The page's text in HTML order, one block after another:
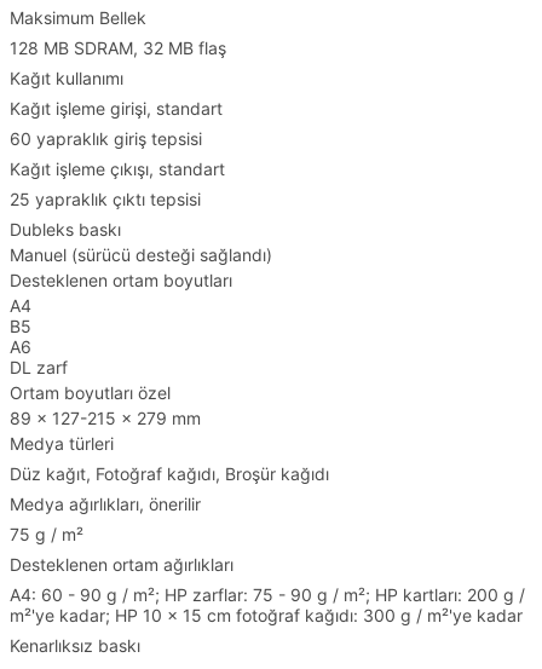
Maksimum Bellek
128 MB SDRAM, 32 MB flaş
Kağıt kullanımı
Kağıt işleme girişi, standart
60 yapraklık giriş tepsisi
Kağıt işleme çıkışı, standart
25 yapraklık çıktı tepsisi
Dubleks baskı
Manuel (sürücü desteği sağlandı)
Desteklenen ortam boyutları
A4
B5
A6
DL zarf
Ortam boyutları özel
89 x 127-215 x 279 mm
Medya türleri
Düz kağıt, Fotoğraf kağıdı, Broşür kağıdı
Medya ağırlıkları, önerilir
75 g / m²
Desteklenen ortam ağırlıkları
A4: 60 - 90 g / m²; HP zarflar: 75 - 90 g / m²; HP kartları: 200 g /
m²'ye kadar; HP 10 x 15 cm fotoğraf kağıdı: 300 g / m²'ye kadar
Kenarlıksız baskı